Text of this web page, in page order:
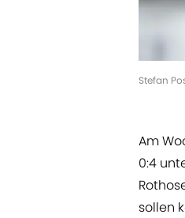
Stefan
Am
0:4
sollen